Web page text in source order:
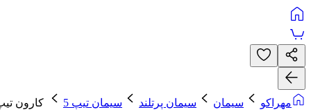
مهراکو سیمان سیمان پرتلند سیمان تیپ 5 کارون تیپ 5-325